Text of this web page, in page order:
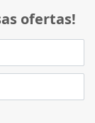
ofertas!